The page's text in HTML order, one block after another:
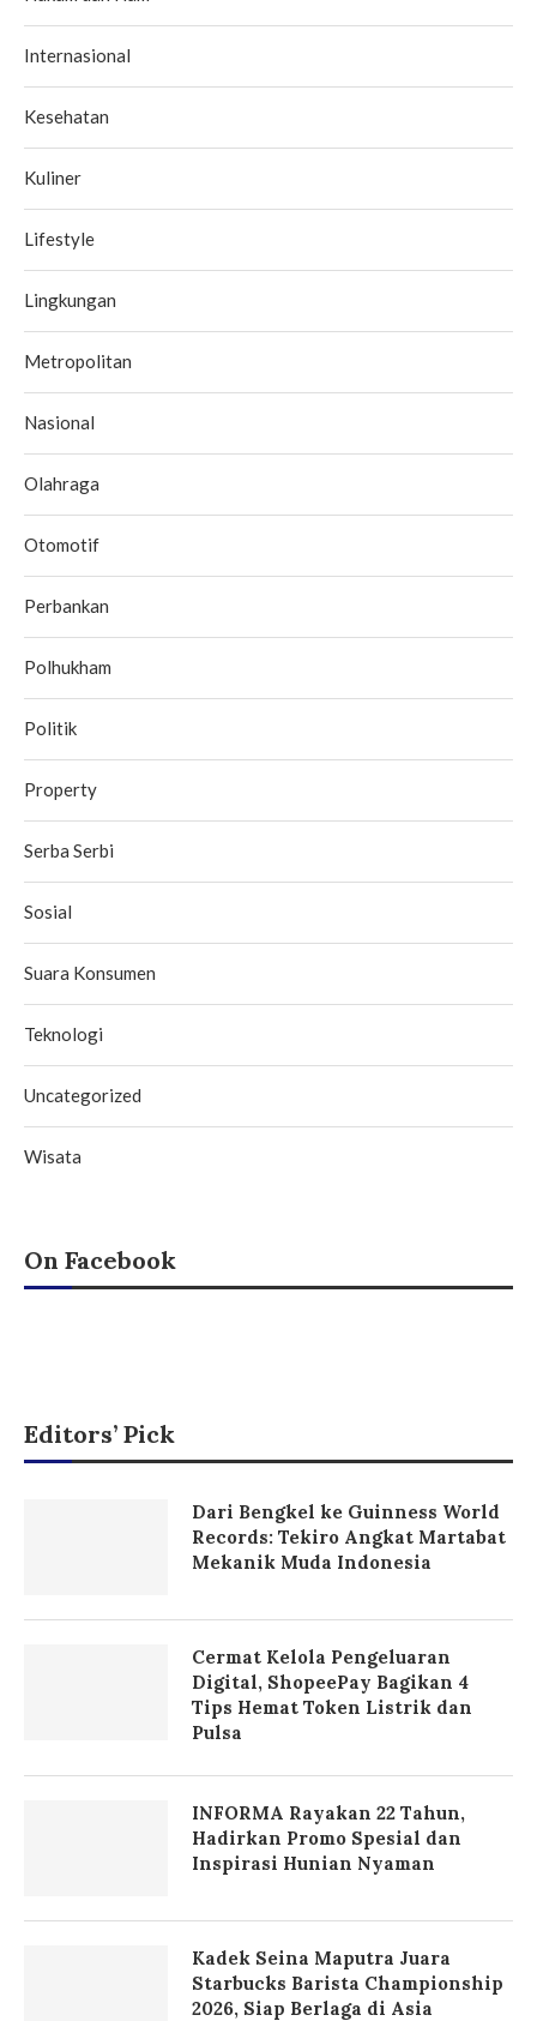
Internasional
Kesehatan
Kuliner
Lifestyle
Lingkungan
Metropolitan
Nasional
Olahraga
Otomotif
Perbankan
Polhukham
Politik
Property
Serba Serbi
Sosial
Suara Konsumen
Teknologi
Uncategorized
Wisata
On Facebook
Editors’ Pick
Dari Bengkel ke Guinness World
Records: Tekiro Angkat Martabat
Mekanik Muda Indonesia
Cermat Kelola Pengeluaran
Digital, ShopeePay Bagikan 4
Tips Hemat Token Listrik dan
Pulsa
INFORMA Rayakan 22 Tahun,
Hadirkan Promo Spesial dan
Inspirasi Hunian Nyaman
Kadek Seina Maputra Juara
Starbucks Barista Championship
2026, Siap Berlaga di Asia